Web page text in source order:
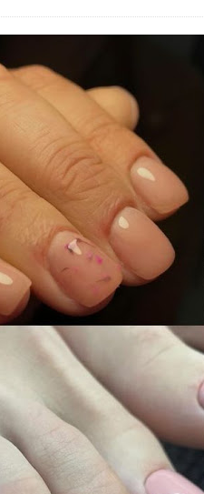
18-24. Обери свою бригаду!
Дрогобицьке
канікули разом з ІТSTEP
п’ятниця в Академії ITSTEP!
бо був налаштований'':
кухонні працівники в м.
служив у піхоті — я був
батьків з дітьми 7-14
викрили
Нацполіція затримали дві
Галичина" запрошує на
звільнили ще 115